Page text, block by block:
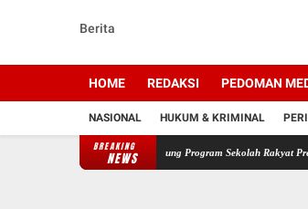
Berita
HOME REDAKSI PEDOMAN
NASIONAL HUKUM & KRIMINAL
BREAKING
NEWS
Bakti di Kalsel, Dukung Program Sekolah Rakyat Presiden Prabowo